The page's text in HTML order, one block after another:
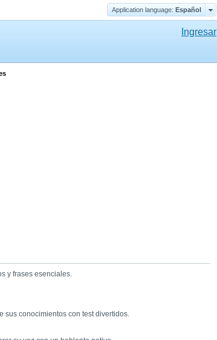
Application language: Еspañol
Ingresar
y frases esenciales.
sus conocimientos con test divertidos.